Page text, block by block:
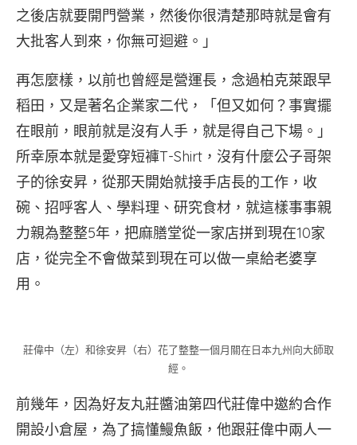
之後店就要開門營業，然後你很清楚那時就是會有
大批客人到來，你無可迴避。」
再怎麼樣，以前也曾經是營運長，念過柏克萊跟早
稻田，又是著名企業家二代，「但又如何？事實擺
在眼前，眼前就是沒有人手，就是得自己下場。」
所幸原本就是愛穿短褲T-Shirt，沒有什麼公子哥架
子的徐安昇，從那天開始就接手店長的工作，收
碗、招呼客人、學料理、研究食材，就這樣事事親
力親為整整5年，把麻膳堂從一家店拼到現在10家
店，從完全不會做菜到現在可以做一桌給老婆享
用。
莊偉中（左）和徐安昇（右）花了整整一個月關在日本九州向大師取
經。
前幾年，因為好友丸莊醬油第四代莊偉中邀約合作
開設小倉屋，為了搞懂鰻魚飯，他跟莊偉中兩人一